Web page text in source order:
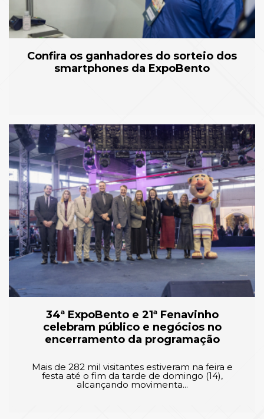
Confira os ganhadores do sorteio dos
smartphones da ExpoBento
34ª ExpoBento e 21ª Fenavinho
celebram público e negócios no
encerramento da programação
Mais de 282 mil visitantes estiveram na feira e
festa até o fim da tarde de domingo (14),
alcançando movimenta...